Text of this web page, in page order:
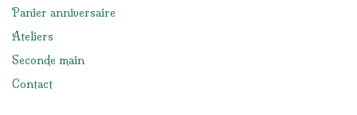
Panier anniversaire
Ateliers
Seconde main
Contact